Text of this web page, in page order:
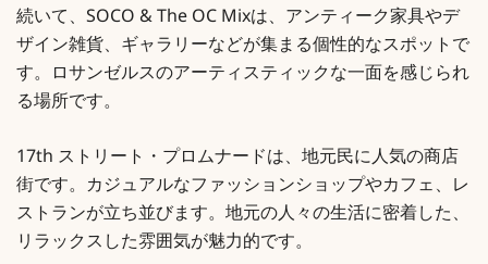
続いて、SOCO & The OC Mixは、アンティーク家具やデ
ザイン雑貨、ギャラリーなどが集まる個性的なスポットで
す。ロサンゼルスのアーティスティックな一面を感じられ
る場所です。
17th ストリート・プロムナードは、地元民に人気の商店
街です。カジュアルなファッションショップやカフェ、レ
ストランが立ち並びます。地元の人々の生活に密着した、
リラックスした雰囲気が魅力的です。